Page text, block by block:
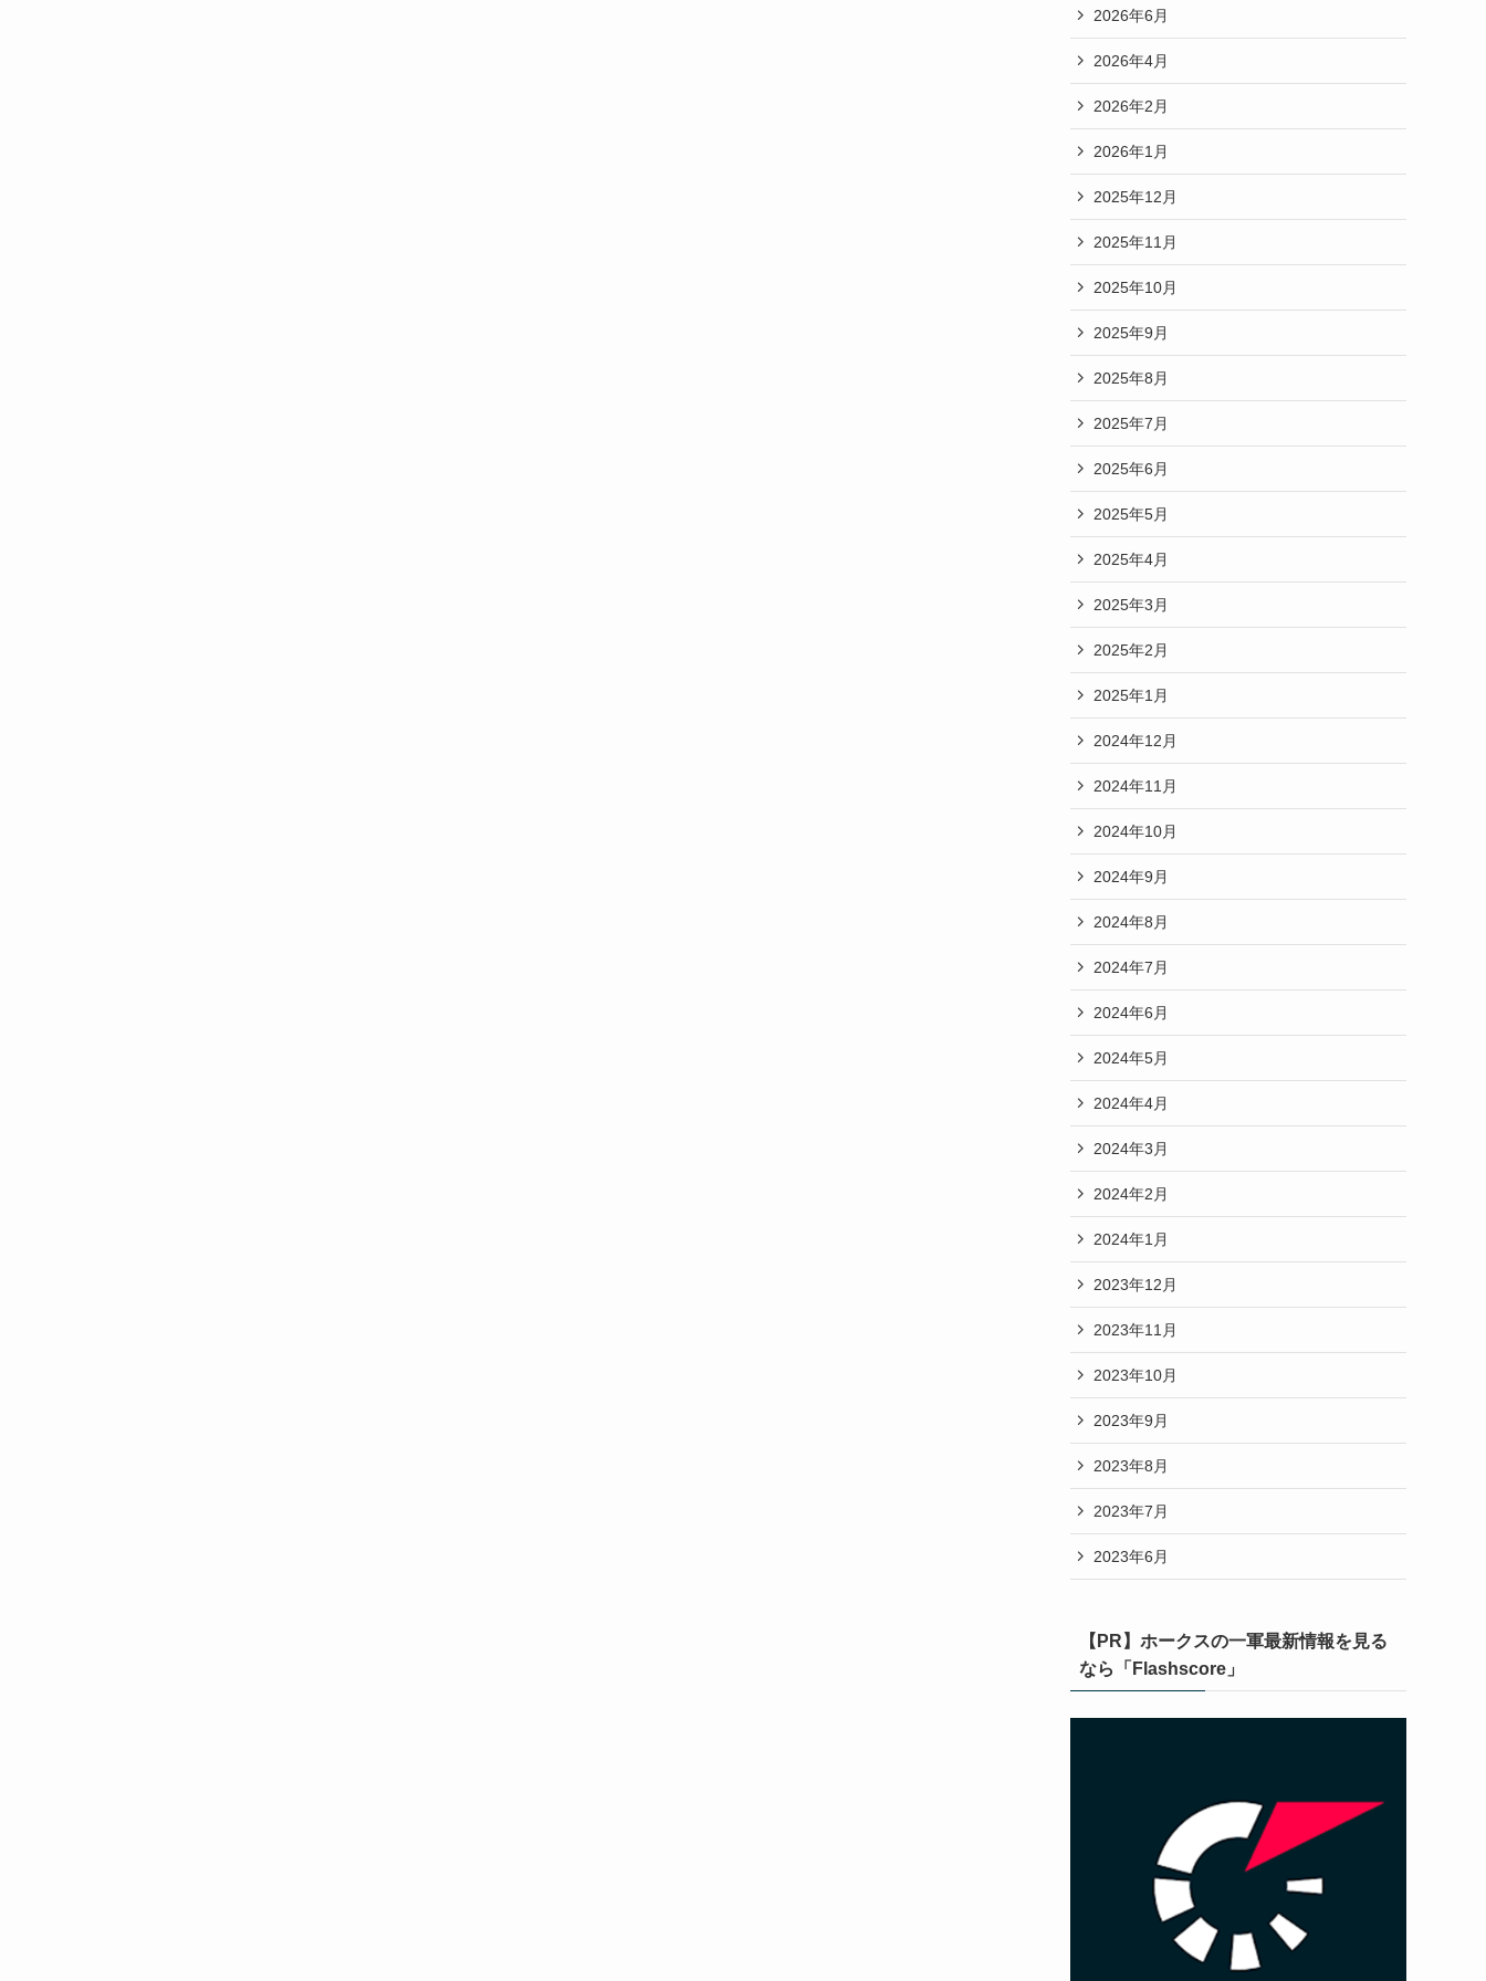
2026年6月
2026年4月
2026年2月
2026年1月
2025年12月
2025年11月
2025年10月
2025年9月
2025年8月
2025年7月
2025年6月
2025年5月
2025年4月
2025年3月
2025年2月
2025年1月
2024年12月
2024年11月
2024年10月
2024年9月
2024年8月
2024年7月
2024年6月
2024年5月
2024年4月
2024年3月
2024年2月
2024年1月
2023年12月
2023年11月
2023年10月
2023年9月
2023年8月
2023年7月
2023年6月
【PR】ホークスの一軍最新情報を見る
なら「Flashscore」